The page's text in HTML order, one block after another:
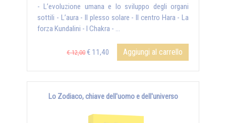
- L’evoluzione umana e lo sviluppo degli organi
sottili - L’aura - Il plesso solare - Il centro Hara - La
forza Kundalini - I Chakra - ...
€ 12,00 € 11,40 Aggiungi al carrello
Lo Zodiaco, chiave dell'uomo e dell'universo